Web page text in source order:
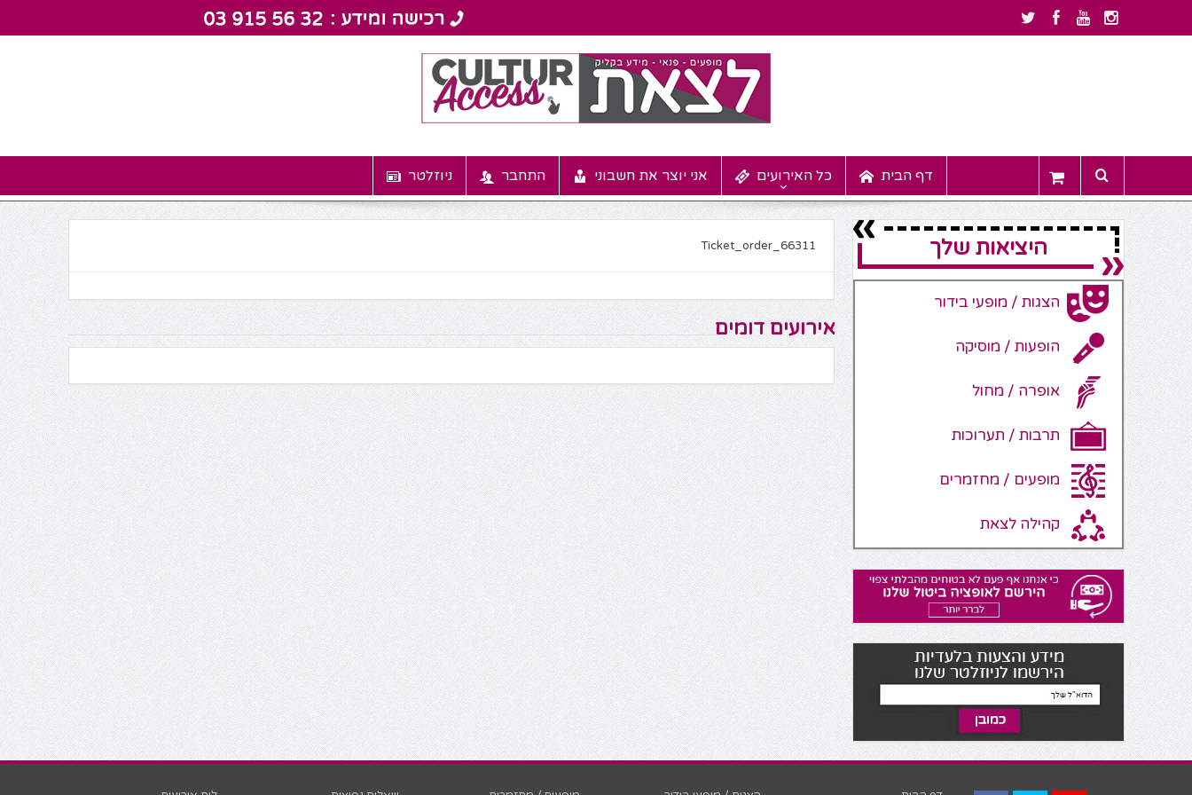
ניוזלטר התחבר אני יוצר את חשבוני כל האירועים דף הבית
Ticket_order_66311
אירועים דומים
היציאות שלך
הצגות / מופעי בידור
הופעות / מוסיקה
אופרה / מחול
תרבות / תערוכות
מופעים / מחזמרים
קהילה לצאת